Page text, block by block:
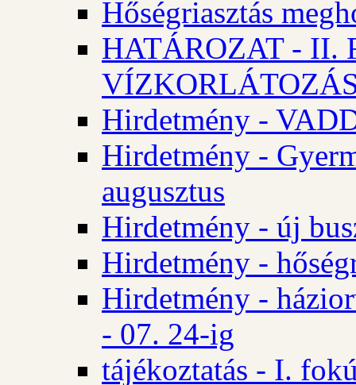
Hőségriasztás
HATÁROZAT - II.
Hirdetmény -
Hirdetmény -
augusztus
Hirdetmény - új
Hirdetmény -
Hirdetmény -
- 07. 24-ig
tájékoztatás - I.